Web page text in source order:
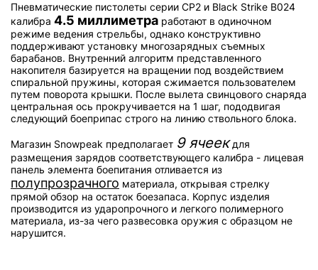
Пневматические пистолеты серии CP2 и Black Strike B024
калибра 4.5 миллиметра работают в одиночном
режиме ведения стрельбы, однако конструктивно
поддерживают установку многозарядных съемных
барабанов. Внутренний алгоритм представленного
накопителя базируется на вращении под воздействием
спиральной пружины, которая сжимается пользователем
путем поворота крышки. После вылета свинцового снаряда
центральная ось прокручивается на 1 шаг, пододвигая
следующий боеприпас строго на линию ствольного блока.
Магазин Snowpeak предполагает 9 ячеекдля
размещения зарядов соответствующего калибра - лицевая
панель элемента боепитания отливается из
полупрозрачного материала, открывая стрелку
прямой обзор на остаток боезапаса. Корпус изделия
производится из ударопрочного и легкого полимерного
материала, из-за чего развесовка оружия с образцом не
нарушится.